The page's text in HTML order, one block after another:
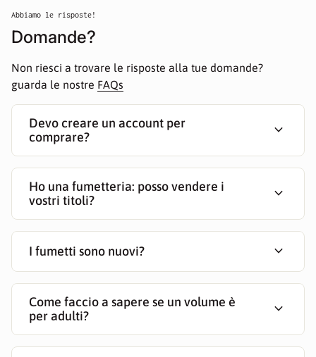
Abbiamo le risposte!
Domande?
Non riesci a trovare le risposte alla tue domande?
guarda le nostre FAQs
Devo creare un account per
comprare?
expand_more
Ho una fumetteria: posso vendere i
vostri titoli?
expand_more
I fumetti sono nuovi? expand_more
Come faccio a sapere se un volume è
per adulti?
expand_more